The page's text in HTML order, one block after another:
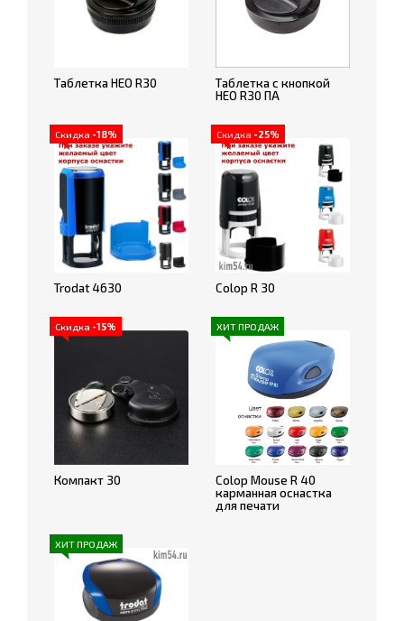
Таблетка НЕО R30
Таблетка с кнопкой
НЕО R30 ПА
Скидка -18%
Trodat 4630
Скидка -25%
Colop R 30
Скидка -15%
Компакт 30
ХИТ ПРОДАЖ
Colop Mouse R 40
карманная оснастка
для печати
ХИТ ПРОДАЖ